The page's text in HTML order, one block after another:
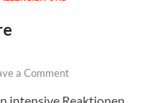
a Comment